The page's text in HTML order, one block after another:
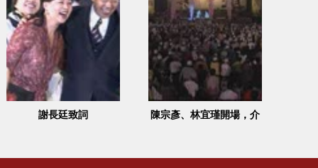
謝長廷致詞
陳宗彥、林宜瑾開場，介